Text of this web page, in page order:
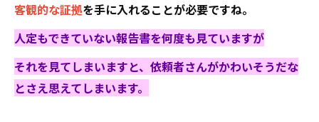
客観的な証拠を手に入れることが必要ですね。
人定もできていない報告書を何度も見ていますが
それを見てしまいますと、依頼者さんがかわいそうだな
とさえ思えてしまいます。